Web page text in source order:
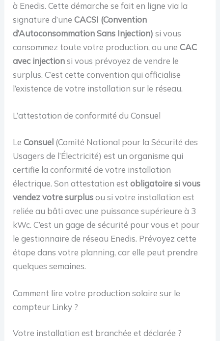
à Enedis. Cette démarche se fait en ligne via la
signature d’uneCACSI (Convention
d’Autoconsommation Sans Injection) si vous
consommez toute votre production, ou uneCAC
avec injectionsi vous prévoyez de vendre le
surplus. C’est cette convention qui officialise
l’existence de votre installation sur le réseau.
L’attestation de conformité du Consuel
LeConsuel (Comité National pour la Sécurité des
Usagers de l’Électricité) est un organisme qui
certifie la conformité de votre installation
électrique. Son attestation estobligatoire si vous
vendez votre surplusou si votre installation est
reliée au bâti avec une puissance supérieure à 3
kWc. C’est un gage de sécurité pour vous et pour
le gestionnaire de réseau Enedis. Prévoyez cette
étape dans votre planning, car elle peut prendre
quelques semaines.
Comment lire votre production solaire sur le
compteur Linky ?
Votre installation est branchée et déclarée ?